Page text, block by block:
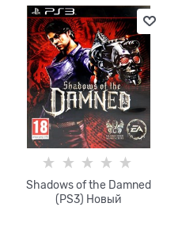
Shadows of the Damned
(PS3) Новый